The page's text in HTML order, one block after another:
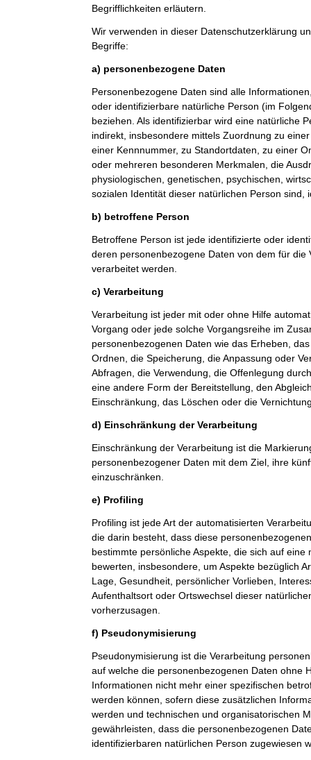
Begrifflichkeiten erläutern.
Wir verwenden in dieser Datenschutzerklärung
Begriffe:
a) personenbezogene Daten
Personenbezogene Daten sind alle
oder identifizierbare natürliche Person (im
beziehen. Als identifizierbar wird eine natürliche
indirekt, insbesondere mittels Zuordnung zu
einer Kennnummer, zu Standortdaten, zu einer
oder mehreren besonderen Merkmalen, die
physiologischen, genetischen, psychischen,
sozialen Identität dieser natürlichen Person sind,
b) betroffene Person
Betroffene Person ist jede identifizierte oder
deren personenbezogene Daten von dem für die
verarbeitet werden.
c) Verarbeitung
Verarbeitung ist jeder mit oder ohne Hilfe
Vorgang oder jede solche Vorgangsreihe im
personenbezogenen Daten wie das Erheben,
Ordnen, die Speicherung, die Anpassung oder
Abfragen, die Verwendung, die Offenlegung
eine andere Form der Bereitstellung, den
Einschränkung, das Löschen oder die
d) Einschränkung der Verarbeitung
Einschränkung der Verarbeitung ist die
personenbezogener Daten mit dem Ziel, ihre
einzuschränken.
e) Profiling
Profiling ist jede Art der automatisierten
die darin besteht, dass diese
bestimmte persönliche Aspekte, die sich auf
bewerten, insbesondere, um Aspekte bezüglich
Lage, Gesundheit, persönlicher Vorlieben,
Aufenthaltsort oder Ortswechsel dieser
vorherzusagen.
f) Pseudonymisierung
Pseudonymisierung ist die Verarbeitung
auf welche die personenbezogenen Daten ohne
Informationen nicht mehr einer spezifischen
werden können, sofern diese zusätzlichen
werden und technischen und organisatorischen
gewährleisten, dass die personenbezogenen
identifizierbaren natürlichen Person zugewiesen